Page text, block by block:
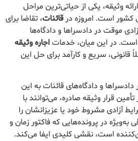
وثیقه، یکی از حیاتی‌ترین مراحل
است. امروزه در قائنات، تقاضا برای
موقت در دادسراها و دادگاه‌ها
در این میان، خدماتاجاره وثیقه
قانونی، سریع و کارآمد برای حل این
و دادگاه‌های قائنات به این
قرار وثیقه صادره، می‌توانند با
آزادی مشروط خود یا عزیزانشان را
به‌ویژه در پرونده‌هایی که فاکتور زمان و
است، نقشی کلیدی ایفا می‌کند.